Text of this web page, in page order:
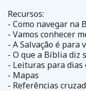
Recursos:
- Como navegar na
- Vamos conhecer
- A Salvação é para
- O que a Bíblia diz
- Leituras para dias
- Mapas
- Referências